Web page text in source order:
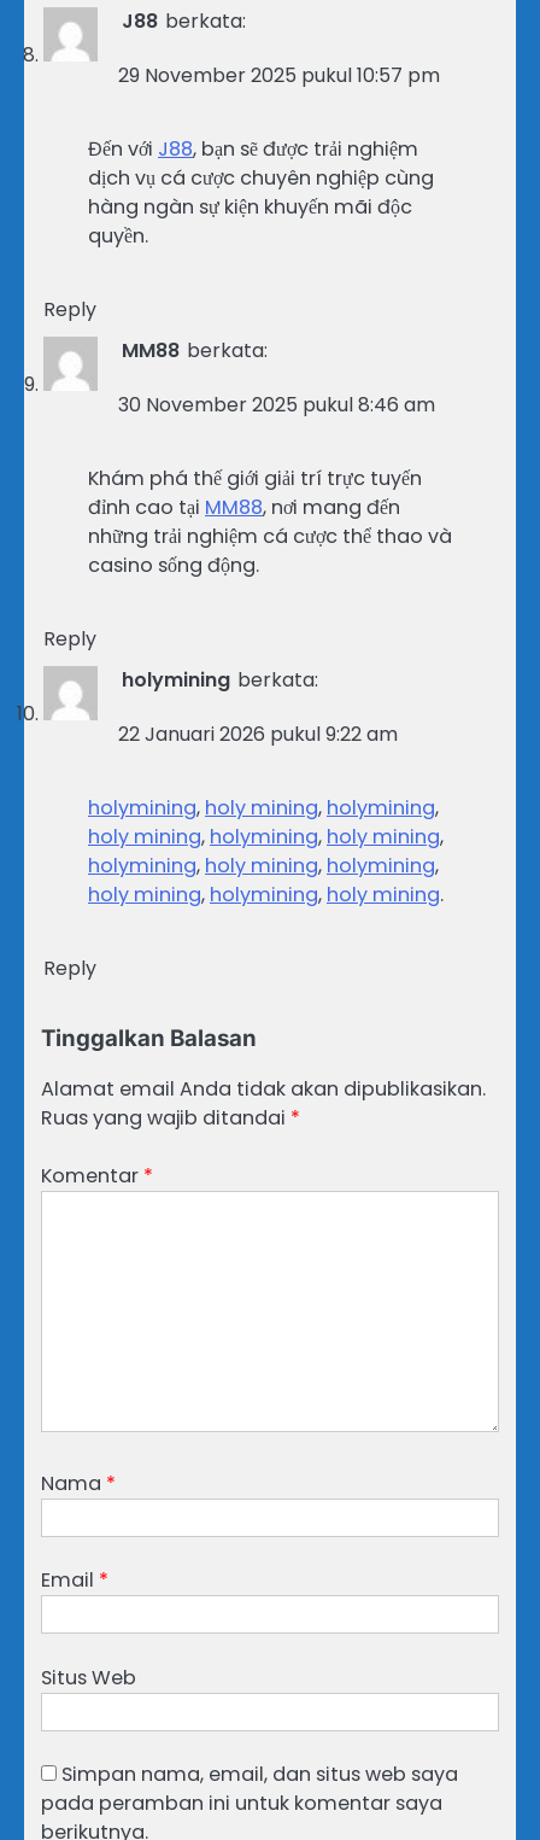
J88 berkata:
29 November 2025 pukul 10:57 pm
Đến với J88, bạn sẽ được trải nghiệm
dịch vụ cá cược chuyên nghiệp cùng
hàng ngàn sự kiện khuyến mãi độc
quyền.
Reply
MM88 berkata:
30 November 2025 pukul 8:46 am
Khám phá thế giới giải trí trực tuyến
đỉnh cao tại MM88, nơi mang đến
những trải nghiệm cá cược thể thao và
casino sống động.
Reply
holymining berkata:
22 Januari 2026 pukul 9:22 am
holymining, holy mining, holymining,
holy mining, holymining, holy mining,
holymining, holy mining, holymining,
holy mining, holymining, holy mining.
Reply
Tinggalkan Balasan
Alamat email Anda tidak akan dipublikasikan.
Ruas yang wajib ditandai *
Komentar *
Nama *
Email *
Situs Web
Simpan nama, email, dan situs web saya
pada peramban ini untuk komentar saya
berikutnya.